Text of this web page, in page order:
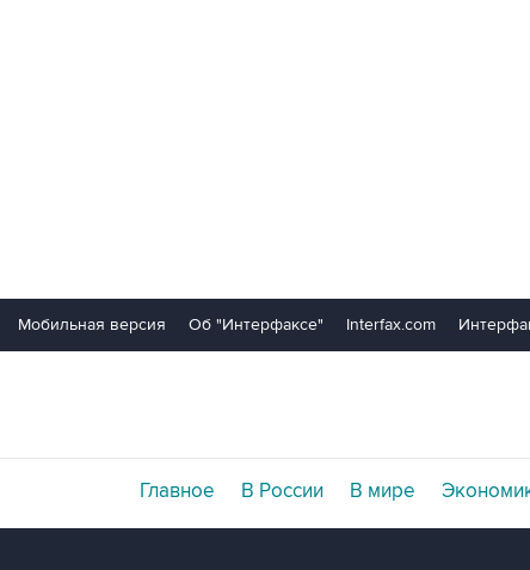
Мобильная версия Об "Интерфаксе" Interfax.com
Главное В России В мире